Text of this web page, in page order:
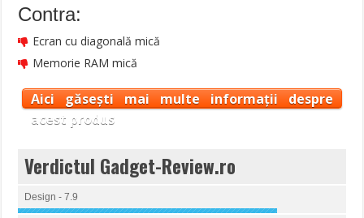
Contra:
Ecran cu diagonală mică
Memorie RAM mică
Aici găsești mai multe informații despre
acest produs
Verdictul Gadget-Review.ro
Design - 7.9